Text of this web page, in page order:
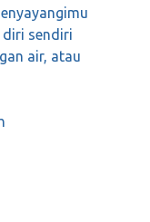
diri sendiri
air, atau